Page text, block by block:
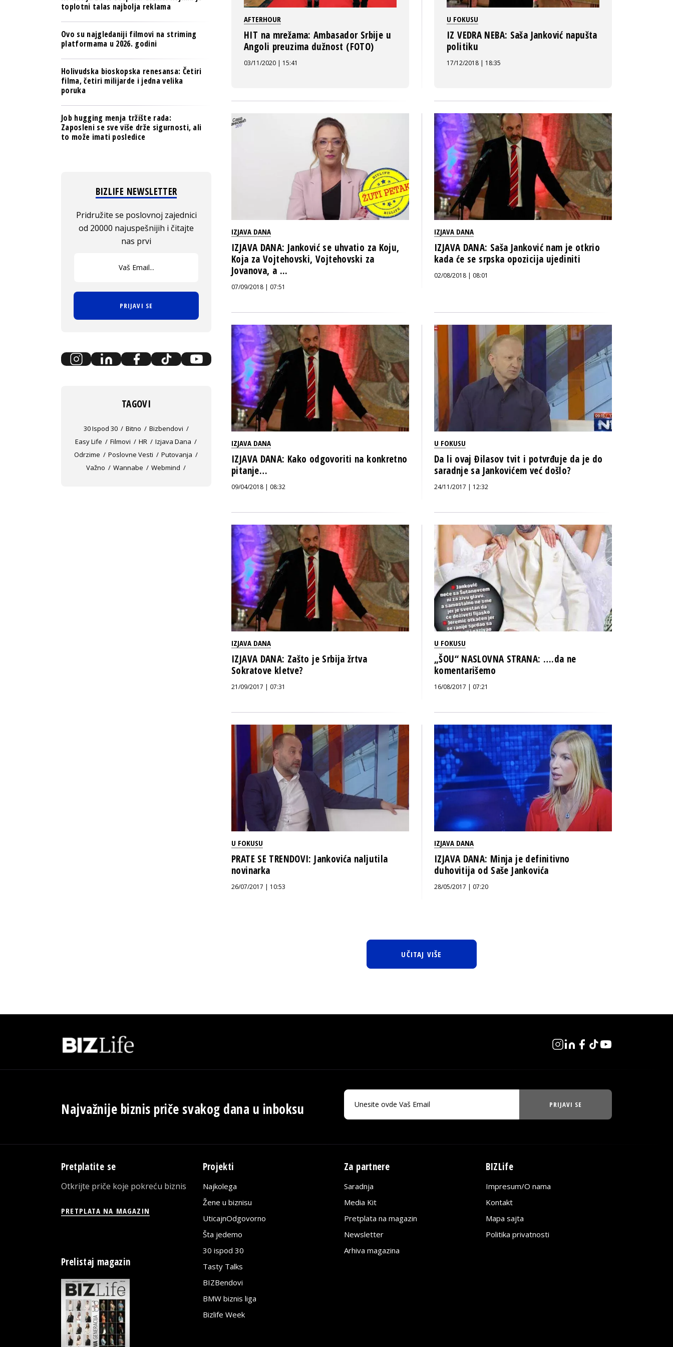
AFTERHOUR
HIT na mrežama: Ambasador Srbije u
Angoli preuzima dužnost (FOTO)
03/11/2020 | 15:41
U FOKUSU
IZ VEDRA NEBA: Saša Janković napušta
politiku
17/12/2018 | 18:35
IZJAVA DANA
IZJAVA DANA: Janković se uhvatio za Koju,
Koja za Vojtehovski, Vojtehovski za
Jovanova, a ...
07/09/2018 | 07:51
IZJAVA DANA
IZJAVA DANA: Saša Janković nam je otkrio
kada će se srpska opozicija ujediniti
02/08/2018 | 08:01
IZJAVA DANA
IZJAVA DANA: Kako odgovoriti na konkretno
pitanje…
09/04/2018 | 08:32
U FOKUSU
Da li ovaj Đilasov tvit i potvrđuje da je do
saradnje sa Jankovićem već došlo?
24/11/2017 | 12:32
IZJAVA DANA
IZJAVA DANA: Zašto je Srbija žrtva
Sokratove kletve?
21/09/2017 | 07:31
U FOKUSU
„ŠOU“ NASLOVNA STRANA: ….da ne
komentarišemo
16/08/2017 | 07:21
U FOKUSU
PRATE SE TRENDOVI: Jankovića naljutila
novinarka
26/07/2017 | 10:53
IZJAVA DANA
IZJAVA DANA: Minja je definitivno
duhovitija od Saše Jankovića
28/05/2017 | 07:20
UČITAJ VIŠE
toplotni talas najbolja reklama
Ovo su najgledaniji filmovi na striming
platformama u 2026. godini
Holivudska bioskopska renesansa: Četiri
filma, četiri milijarde i jedna velika
poruka
Job hugging menja tržište rada:
Zaposleni se sve više drže sigurnosti, ali
to može imati posledice
BIZLIFE NEWSLETTER
Pridružite se poslovnoj zajednici
od 20000 najuspešnijih i čitajte
nas prvi
PRIJAVI SE
TAGOVI
30 Ispod 30 Bitno
Bizbendovi
Easy Life
Filmovi HR
Izjava Dana
Odrzime
Poslovne Vesti
Putovanja
Važno
Wannabe Webmind
Najvažnije biznis priče svakog dana u inboksu PRIJAVI SE
Pretplatite se
Otkrijte priče koje pokreću biznis
PRETPLATA NA MAGAZIN
Prelistaj magazin
Projekti
Najkolega
Žene u biznisu
UticajnOdgovorno
Šta jedemo
30 ispod 30
Tasty Talks
BIZBendovi
BMW biznis liga
Bizlife Week
Za partnere
Saradnja
Media Kit
Pretplata na magazin
Newsletter
Arhiva magazina
BIZLife
Impresum/O nama
Kontakt
Mapa sajta
Politika privatnosti